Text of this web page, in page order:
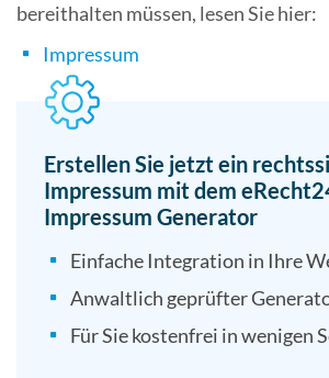
bereithalten müssen, lesen Sie hier:
Impressum
Erstellen Sie jetzt ein
Impressum mit dem
Impressum Generator
Einfache Integration in Ihre
Anwaltlich geprüfter
Für Sie kostenfrei in wenigen